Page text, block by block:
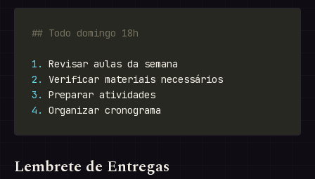
1.
2.
3.
4.
Lembrete de Entregas